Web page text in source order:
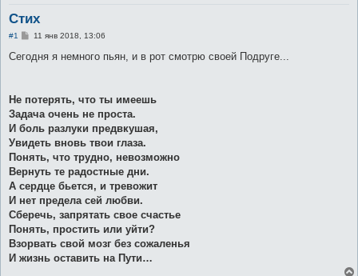
Стих
#1
С
о
б
и
е
11 янв 2018, 13:06
Сегодня я немного пьян, и в рот смотрю своей Подруге...
Не потерять, что ты имеешь
Задача очень не проста.
И боль разлуки предвкушая,
Увидеть вновь твои глаза.
Понять, что трудно, невозможно
Вернуть те радостные дни.
А сердце бьется, и тревожит
И нет предела сей любви.
Сберечь, запрятать свое счастье
Понять, простить или уйти?
Взорвать свой мозг без сожаленья
И жизнь оставить на Пути…